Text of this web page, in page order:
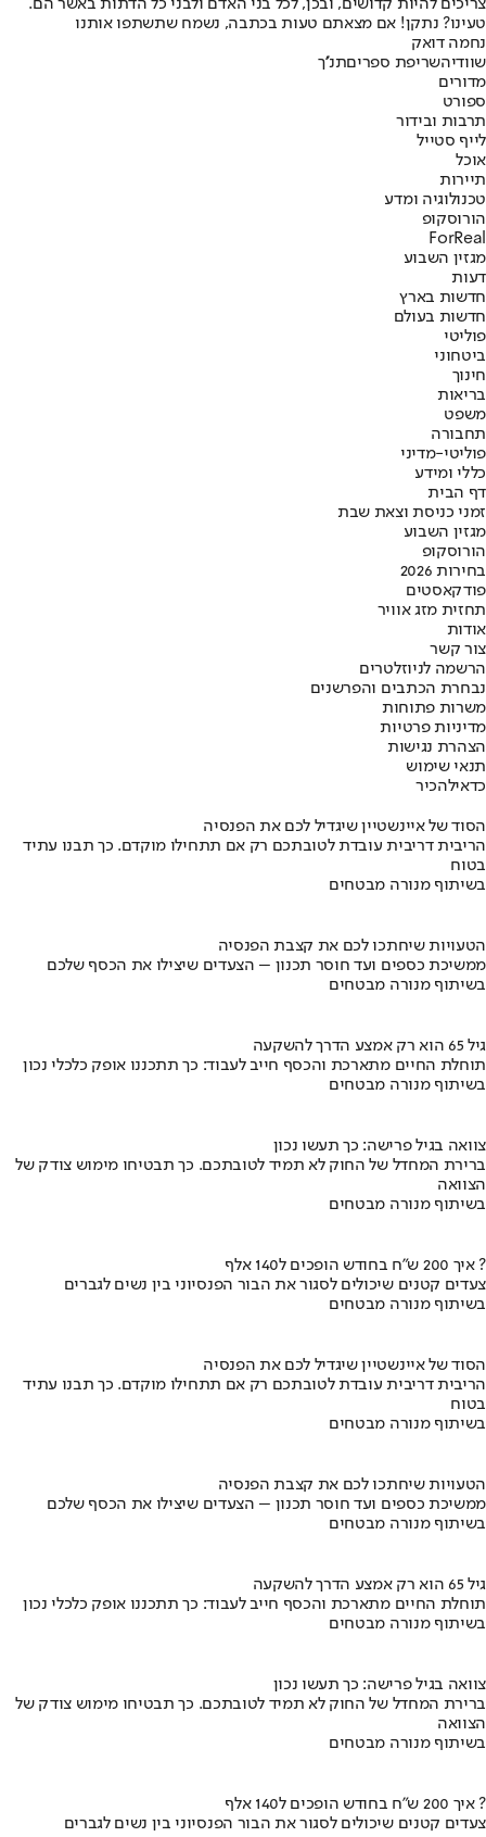
צריכים להיות קדושים, ובכן, לכל בני האדם ולבני כל הדתות באשר הם.
טעינו? נתקן! אם מצאתם טעות בכתבה, נשמח שתשתפו אותנו
נחמה דואק
שוודיהשריפת ספריםתנ''ך
מדורים
ספורט
תרבות ובידור
לייף סטייל
אוכל
תיירות
טכנולוגיה ומדע
הורוסקופ
ForReal
מגזין השבוע
דעות
חדשות בארץ
חדשות בעולם
פוליטי
ביטחוני
חינוך
בריאות
משפט
תחבורה
פוליטי-מדיני
כללי ומידע
דף הבית
זמני כניסת וצאת שבת
מגזין השבוע
הורוסקופ
בחירות 2026
פודקאסטים
תחזית מזג אוויר
אודות
צור קשר
הרשמה לניוזלטרים
נבחרת הכתבים והפרשנים
משרות פתוחות
מדיניות פרטיות
הצהרת נגישות
תנאי שימוש
כדאילהכיר
הסוד של איינשטיין שיגדיל לכם את הפנסיה
הריבית דריבית עובדת לטובתכם רק אם תתחילו מוקדם. כך תבנו עתיד
בטוח
בשיתוף מנורה מבטחים
הטעויות שיחתכו לכם את קצבת הפנסיה
ממשיכת כספים ועד חוסר תכנון – הצעדים שיצילו את הכסף שלכם
בשיתוף מנורה מבטחים
גיל 65 הוא רק אמצע הדרך להשקעה
תוחלת החיים מתארכת והכסף חייב לעבוד: כך תתכננו אופק כלכלי נכון
בשיתוף מנורה מבטחים
צוואה בגיל פרישה: כך תעשו נכון
ברירת המחדל של החוק לא תמיד לטובתכם. כך תבטיחו מימוש צודק של
הצוואה
בשיתוף מנורה מבטחים
איך 200 ש"ח בחודש הופכים ל140 אלף ?
צעדים קטנים שיכולים לסגור את הבור הפנסיוני בין נשים לגברים
בשיתוף מנורה מבטחים
הסוד של איינשטיין שיגדיל לכם את הפנסיה
הריבית דריבית עובדת לטובתכם רק אם תתחילו מוקדם. כך תבנו עתיד
בטוח
בשיתוף מנורה מבטחים
הטעויות שיחתכו לכם את קצבת הפנסיה
ממשיכת כספים ועד חוסר תכנון – הצעדים שיצילו את הכסף שלכם
בשיתוף מנורה מבטחים
גיל 65 הוא רק אמצע הדרך להשקעה
תוחלת החיים מתארכת והכסף חייב לעבוד: כך תתכננו אופק כלכלי נכון
בשיתוף מנורה מבטחים
צוואה בגיל פרישה: כך תעשו נכון
ברירת המחדל של החוק לא תמיד לטובתכם. כך תבטיחו מימוש צודק של
הצוואה
בשיתוף מנורה מבטחים
איך 200 ש"ח בחודש הופכים ל140 אלף ?
צעדים קטנים שיכולים לסגור את הבור הפנסיוני בין נשים לגברים